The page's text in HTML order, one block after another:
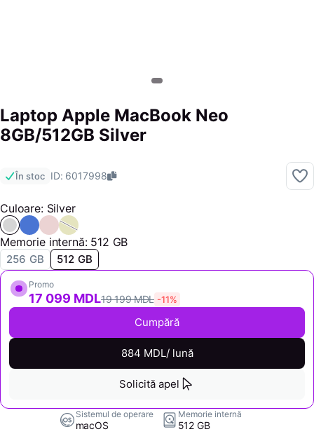
Laptop Apple MacBook Neo
8GB/512GB Silver
În stoc ID: 6017998
Culoare: Silver
Memorie internă: 512 GB
256 GB 512 GB
Promo
17 099 MDL19 199 MDL -11%
Cumpără
884 MDL/ lună
Solicită apel
Sistemul de operare
macOS
Memorie internă
512 GB